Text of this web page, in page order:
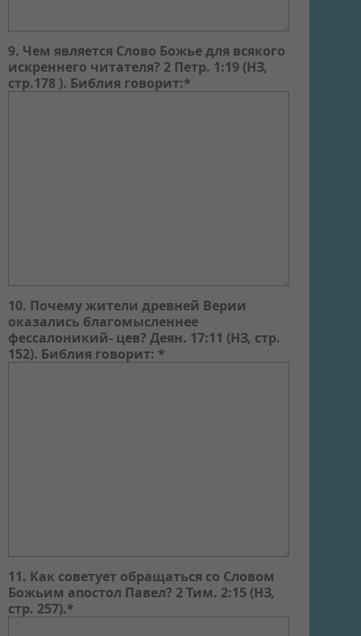
9. Чем является Слово Божье для всякого
искреннего читателя? 2 Петр. 1:19 (НЗ,
стр.178 ). Библия говорит:*
10. Почему жители древней Верии
оказались благомысленнее
фессалоникий- цев? Деян. 17:11 (НЗ, стр.
152). Библия говорит: *
11. Как советует обращаться со Словом
Божьим апостол Павел? 2 Тим. 2:15 (НЗ,
стр. 257).*